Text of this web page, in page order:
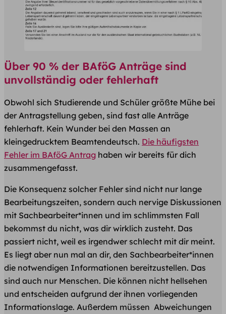
Über 90 % der BAföG Anträge sind
unvollständig oder fehlerhaft
Obwohl sich Studierende und Schüler größte Mühe bei
der Antragstellung geben, sind fast alle Anträge
fehlerhaft. Kein Wunder bei den Massen an
kleingedrucktem Beamtendeutsch. Die häufigsten
Fehler im BAföG Antrag haben wir bereits für dich
zusammengefasst.
Die Konsequenz solcher Fehler sind nicht nur lange
Bearbeitungszeiten, sondern auch nervige Diskussionen
mit Sachbearbeiter*innen und im schlimmsten Fall
bekommst du nicht, was dir wirklich zusteht. Das
passiert nicht, weil es irgendwer schlecht mit dir meint.
Es liegt aber nun mal an dir, den Sachbearbeiter*innen
die notwendigen Informationen bereitzustellen. Das
sind auch nur Menschen. Die können nicht hellsehen
und entscheiden aufgrund der ihnen vorliegenden
Informationslage. Außerdem müssen Abweichungen